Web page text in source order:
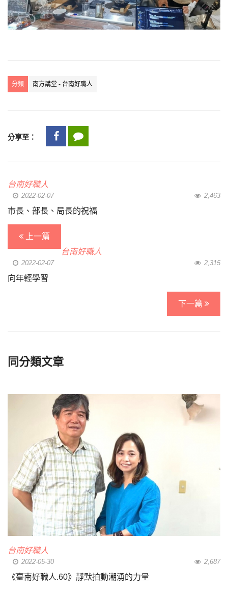
分類 南方講堂 - 台南好職人
分享至：
台南好職人
2022-02-07 2,463
市長、部長、局長的祝福
上一篇
台南好職人
2022-02-07 2,315
向年輕學習
下一篇
同分類文章
台南好職人
2022-05-30 2,687
《臺南好職人.60》靜默拍動潮湧的力量